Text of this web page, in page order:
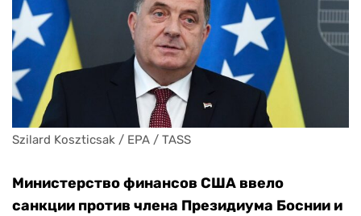
Szilard Koszticsak / EPA / TASS
Министерство финансов США ввело
санкции против члена Президиума Боснии и